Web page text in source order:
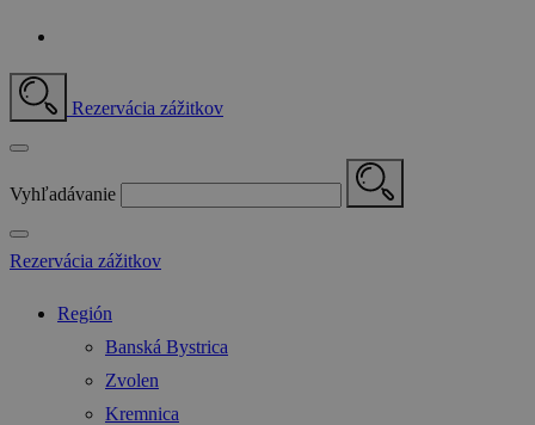
Rezervácia zážitkov
Vyhľadávanie
Rezervácia zážitkov
Región
Banská Bystrica
Zvolen
Kremnica